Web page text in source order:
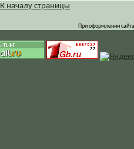
К началу страницы
При оформлении